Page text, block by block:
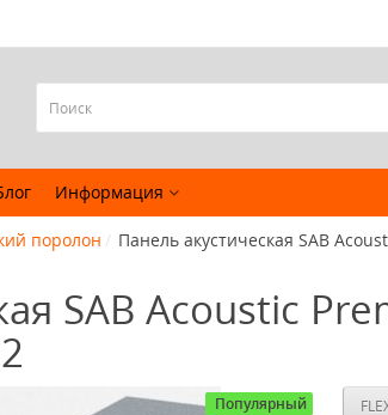
Информация
поролон Панель акустическая SAB
SAB Acoustic
Популярный